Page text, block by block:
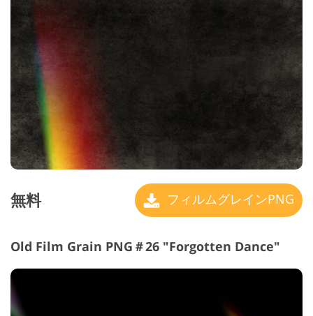
無料 フィルムグレインPNG
Old Film Grain PNG＃26 "Forgotten Dance"